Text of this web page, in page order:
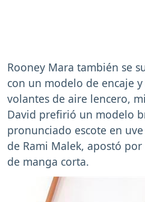
Rooney Mara también se
con un modelo de encaje
volantes de aire lencero,
David prefirió un modelo
pronunciado escote en
de Rami Malek, apostó
de manga corta.